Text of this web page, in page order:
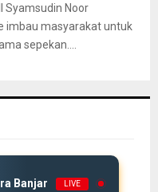
Syamsudin Noor
imbau masyarakat untuk
sepekan....
Banjar LIVE